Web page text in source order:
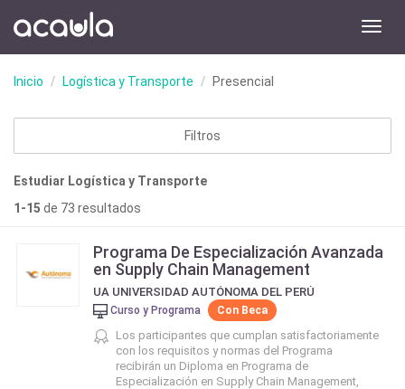
Inicio Logística y Transporte Presencial
Filtros
Estudiar Logística y Transporte
1-15 de 73 resultados
Programa De Especialización Avanzada
en Supply Chain Management
UA UNIVERSIDAD AUTÓNOMA DEL PERÚ
Curso y Programa Con Beca
Los participantes que cumplan satisfactoriamente
con los requisitos y normas del Programa
recibirán un Diploma en Programa de
Especialización en Supply Chain Management,